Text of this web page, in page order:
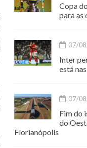
Copa
para as
07/
Inter
está
07/
Fim do
do
Florianópolis